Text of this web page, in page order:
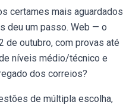
certames mais aguardados
deu um passo. Web — o
de outubro, com provas até
níveis médio/técnico e
dos correios?
de múltipla escolha,